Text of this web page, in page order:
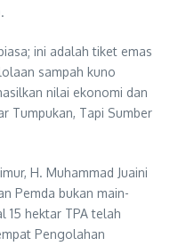
ini adalah tiket emas
sampah kuno
nilai ekonomi dan
Tumpukan, Tapi Sumber
H. Muhammad Juaini
Pemda bukan main-
15 hektar TPA telah
Pengolahan